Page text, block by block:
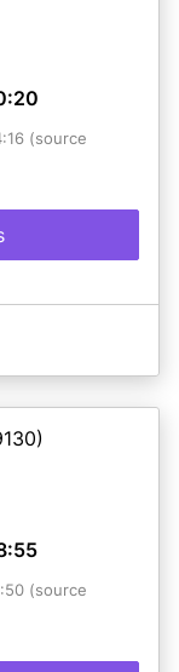
(source
(source